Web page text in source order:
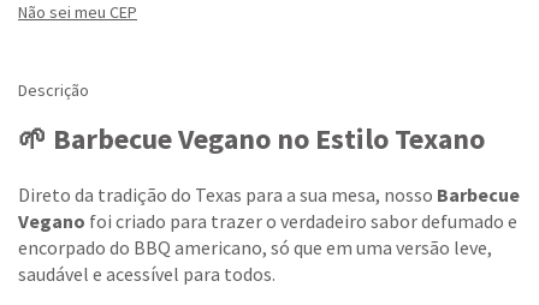
Não sei meu CEP
Descrição
🌱 Barbecue Vegano no Estilo Texano
Direto da tradição do Texas para a sua mesa, nosso Barbecue
Vegano foi criado para trazer o verdadeiro sabor defumado e
encorpado do BBQ americano, só que em uma versão leve,
saudável e acessível para todos.